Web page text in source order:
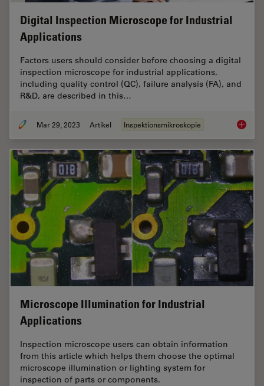
Digital Inspection Microscope for Industrial
Applications
Factors users should consider before choosing a digital
inspection microscope for industrial applications,
including quality control (QC), failure analysis (FA), and
R&D, are described in this…
Mar 29, 2023 Artikel Inspektionsmikroskopie Digital
Microscope Illumination for Industrial
Applications
Inspection microscope users can obtain information
from this article which helps them choose the optimal
microscope illumination or lighting system for
inspection of parts or components.